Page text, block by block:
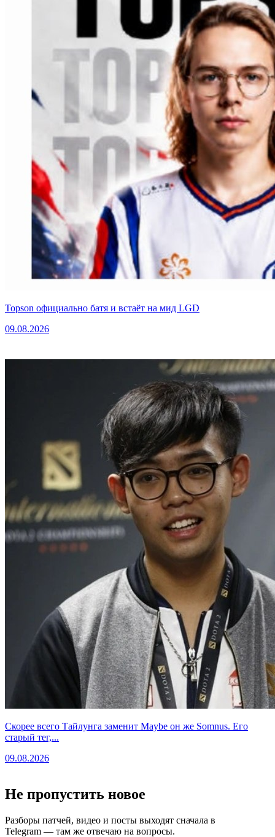
Topson официально батя и встаёт на мид LGD
09.08.2026
Скорее всего Тайлунга заменит Maybe он же Somnus. Его
старый тег,...
09.08.2026
Не пропустить новое
Разборы патчей, видео и посты выходят сначала в
Telegram — там же отвечаю на вопросы.